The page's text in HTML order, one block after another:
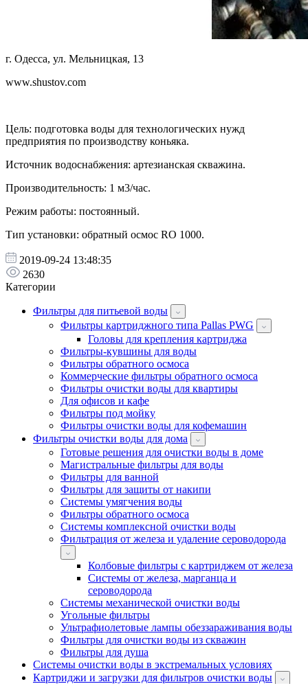
г. Одесса, ул. Мельницкая, 13
www.shustov.com
Цель: подготовка воды для технологических нужд
предприятия по производству коньяка.
Источник водоснабжения: артезианская скважина.
Производительность: 1 м3/час.
Режим работы: постоянный.
Тип установки: обратный осмос RO 1000.
2019-09-24 13:48:35
2630
Категории
Фильтры для питьевой воды
Фильтры картриджного типа Pallas PWG
Головы для крепления картриджа
Фильтры-кувшины для воды
Фильтры обратного осмоса
Коммерческие фильтры обратного осмоса
Фильтры очистки воды для квартиры
Для офисов и кафе
Фильтры под мойку
Фильтры очистки воды для кофемашин
Фильтры очистки воды для дома
Готовые решения для очистки воды в доме
Магистральные фильтры для воды
Фильтры для ванной
Фильтры для защиты от накипи
Системы умягчения воды
Фильтры обратного осмоса
Системы комплексной очистки воды
Фильтрация от железа и удаление сероводорода
Колбовые фильтры с картриджем от железа
Системы от железа, марганца и
сероводорода
Системы механической очистки воды
Угольные фильтры
Ультрафиолетовые лампы обеззараживания воды
Фильтры для очистки воды из скважин
Фильтры для душа
Системы очистки воды в экстремальных условиях
Картриджи и загрузки для фильтров очистки воды